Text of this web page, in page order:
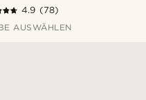
4.9 (78)
AUSWÄHLEN